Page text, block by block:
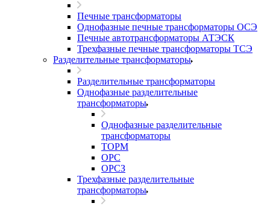
Печные трансформаторы
Однофазные печные трансформаторы ОСЭ
Печные автотрансформаторы АТЭСК
Трехфазные печные трансформаторы ТСЭ
Разделительные трансформаторы
Разделительные трансформаторы
Однофазные разделительные
трансформаторы
Однофазные разделительные
трансформаторы
ТОРМ
ОРС
ОРСЗ
Трехфазные разделительные
трансформаторы